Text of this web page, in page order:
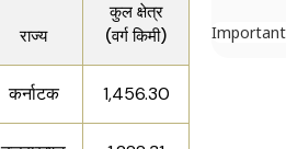
राज्य
कुल क्षेत्र
(वर्ग किमी)
कर्नाटक 1,456.30